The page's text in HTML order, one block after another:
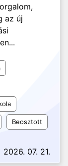
az új
Beosztott
2026. 07. 21.